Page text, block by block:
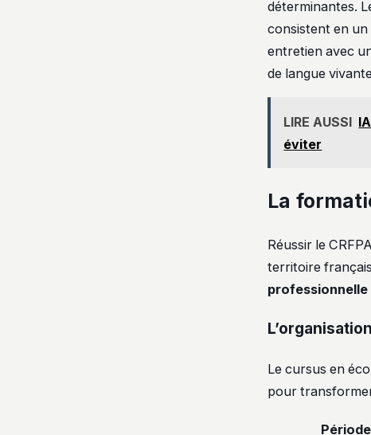
déterminantes.
consistent en un
entretien avec
de langue
LIRE AUSSI
éviter
La
Réussir le
territoire
professionnelle
Le cursus en
pour
Période